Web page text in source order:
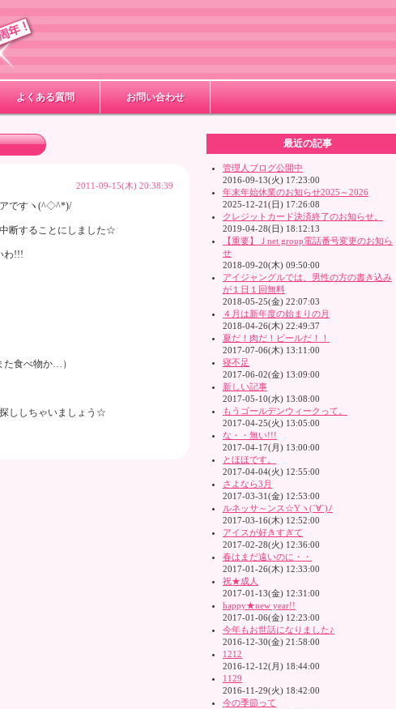
よくある質問 お問い合わせ
2011-09-15(木) 20:38:39
アですヽ(^◇^*)/
断することにしました☆
わ!!!
食べ物か…）
ししちゃいましょう☆
最近の記事
管理人ブログ公開中
2016-09-13(火) 17:23:00
年末年始休業のお知らせ2025～2026
2025-12-21(日) 17:26:08
クレジットカード決済終了のお知らせ。
2019-04-28(日) 18:12:13
【重要】Ｊnet group電話番号変更のお知ら
せ
2018-09-20(木) 09:50:00
アイジャングルでは、男性の方の書き込み
が１日１回無料
2018-05-25(金) 22:07:03
４月は新年度の始まりの月
2018-04-26(木) 22:49:37
夏だ！肉だ！ビールだ！！
2017-07-06(木) 13:11:00
寝不足
2017-06-02(金) 13:09:00
新しい記事
2017-05-10(水) 13:08:00
もうゴールデンウィークって。
2017-04-25(火) 13:05:00
な・・無い!!!
2017-04-17(月) 13:00:00
とほほです。
2017-04-04(火) 12:55:00
さよなら3月
2017-03-31(金) 12:53:00
ルネッサ～ンス☆Yヽ(´∀`)ﾉ
2017-03-16(木) 12:52:00
アイスが好きすぎて
2017-02-28(火) 12:36:00
春はまだ遠いのに・・
2017-01-26(木) 12:33:00
祝★成人
2017-01-13(金) 12:31:00
happy★new year!!
2017-01-06(金) 12:23:00
今年もお世話になりました♪
2016-12-30(金) 21:58:00
1212
2016-12-12(月) 18:44:00
1129
2016-11-29(火) 18:42:00
今の季節って